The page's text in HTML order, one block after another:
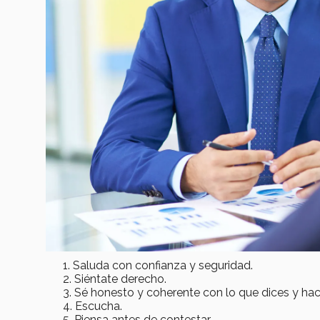
Saluda con confianza y seguridad.
Siéntate derecho.
Sé honesto y coherente con lo que dices y
Escucha.